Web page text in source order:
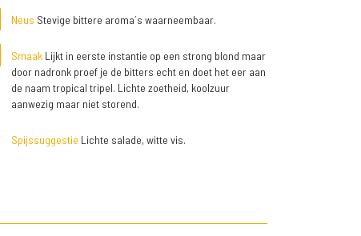
Neus Stevige bittere aroma´s waarneembaar.
SmaakLijkt in eerste instantie op een strong blond maar
door nadronk proef je de bitters echt en doet het eer aan
de naam tropical tripel. Lichte zoetheid, koolzuur
aanwezig maar niet storend.
Spijssuggestie Lichte salade, witte vis.